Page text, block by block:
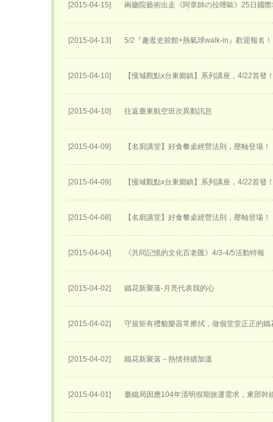
[2015-04-15] 兩廳院藝術出走《阿章師の拉哩歐》25日國
[2015-04-13] 5/2『趣逛史前館+熱氣球walk-in』歡迎報名！
[2015-04-10] 【慢城觀點x台東鄉鎮】系列講座，4/22首發
[2015-04-10] 往返臺東航空班次異動訊息
[2015-04-09] 【名廚講堂】好食餐桌經營法則，壓軸登場！
[2015-04-09] 【慢城觀點x台東鄉鎮】系列講座，4/22首發
[2015-04-08] 【名廚講堂】好食餐桌經營法則，壓軸登場！
[2015-04-04] 《共同記憶的文化百老匯》4/3-4/5活動特報
[2015-04-02] 鐵花新聚落-月亮代表我的心
[2015-04-02] 守規矩有禮貌樂器常擦拭，做個堂堂正正的鐵
[2015-04-02] 鐵花新聚落－熱情持續加溫
[2015-04-01] 臺鐵局因應104年清明假期旅運需求，東部幹